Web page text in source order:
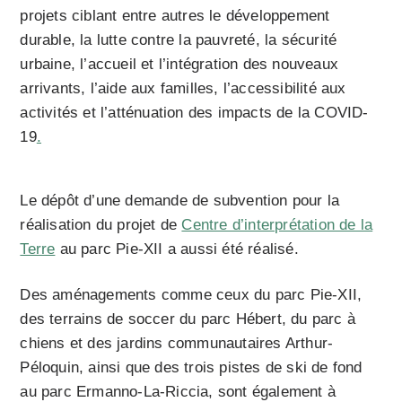
projets ciblant entre autres le développement
durable, la lutte contre la pauvreté, la sécurité
urbaine, l’accueil et l’intégration des nouveaux
arrivants, l’aide aux familles, l’accessibilité aux
activités et l’atténuation des impacts de la COVID-
19.
Le dépôt d’une demande de subvention pour la
réalisation du projet de Centre d’interprétation de la
Terre au parc Pie-XII a aussi été réalisé.
Des aménagements comme ceux du parc Pie-XII,
des terrains de soccer du parc Hébert, du parc à
chiens et des jardins communautaires Arthur-
Péloquin, ainsi que des trois pistes de ski de fond
au parc Ermanno-La-Riccia, sont également à